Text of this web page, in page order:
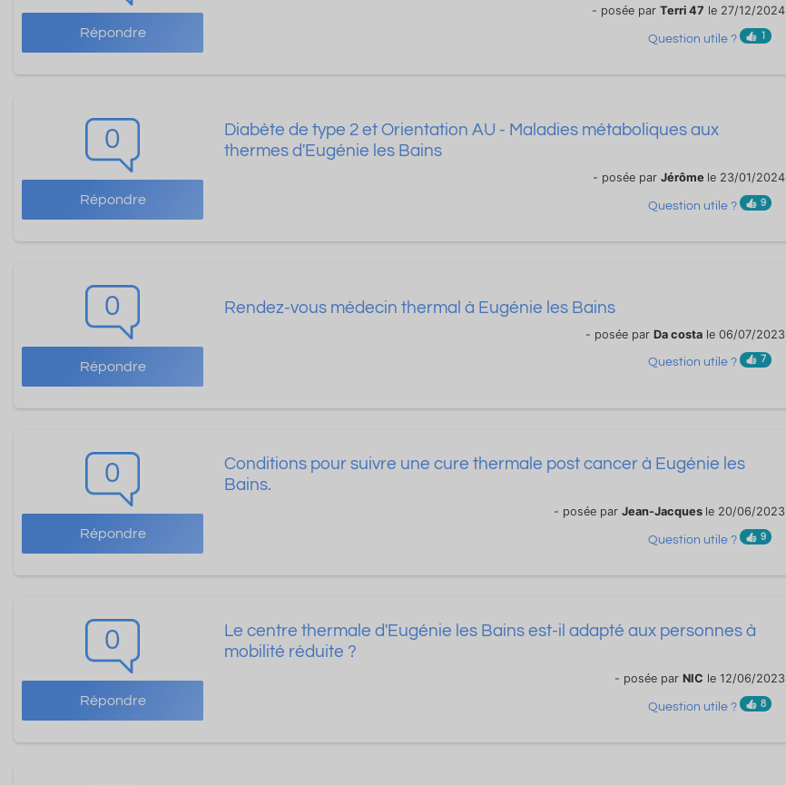
Répondre
- posée par Terri 47 le 27/12/2024
Question utile ? 1
0
Répondre
Diabète de type 2 et Orientation AU - Maladies métaboliques aux
thermes d'Eugénie les Bains
- posée par Jérôme le 23/01/2024
Question utile ? 9
0
Répondre
Rendez-vous médecin thermal à Eugénie les Bains
- posée par Da costa le 06/07/2023
Question utile ? 7
0
Répondre
Conditions pour suivre une cure thermale post cancer à Eugénie les
Bains.
- posée par Jean-Jacques le 20/06/2023
Question utile ? 9
0
Répondre
Le centre thermale d'Eugénie les Bains est-il adapté aux personnes à
mobilité réduite ?
- posée par NIC le 12/06/2023
Question utile ? 8